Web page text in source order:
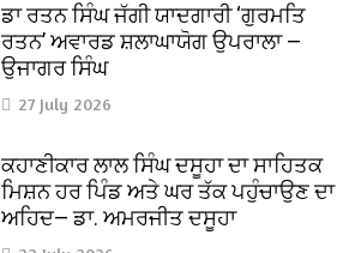
ਡਾ ਰਤਨ ਸਿੰਘ ਜੱਗੀ ਯਾਦਗਾਰੀ ‘ਗੁਰਮਤਿ
ਰਤਨ’ ਅਵਾਰਡ ਸ਼ਲਾਘਾਯੋਗ ਉਪਰਾਲਾ —
ਉਜਾਗਰ ਸਿੰਘ
27 July 2026
ਕਹਾਣੀਕਾਰ ਲਾਲ ਸਿੰਘ ਦਸੂਹਾ ਦਾ ਸਾਹਿਤਕ
ਮਿਸ਼ਨ ਹਰ ਪਿੰਡ ਅਤੇ ਘਰ ਤੱਕ ਪਹੁੰਚਾਉਣ ਦਾ
ਅਹਿਦ— ਡਾ. ਅਮਰਜੀਤ ਦਸੂਹਾ